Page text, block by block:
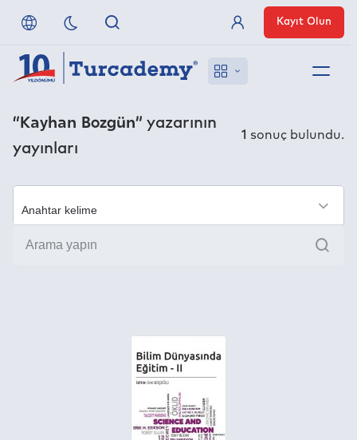
Referanslarımız
Uzaktan Erişim
Nasıl Erişirim
Üye Girişi
Kayıt Olun
“Kayhan Bozgün” yazarının
yayınları
1 sonuç bulundu.
Ara